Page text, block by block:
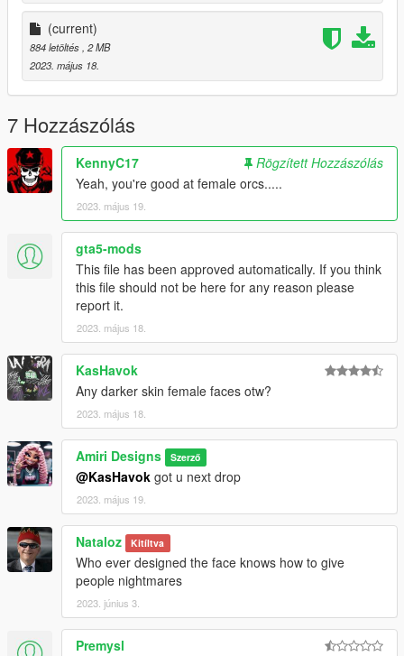
(current)
884 letöltés, 2 MB
2023. május 18.
7 Hozzászólás
KennyC17
Rögzített Hozzászólás
Yeah, you're good at female orcs.....
2023. május 19.
gta5-mods
This file has been approved automatically. If you think
this file should not be here for any reason please
report it.
2023. május 18.
KasHavok
Any darker skin female faces otw?
2023. május 18.
Amiri Designs Szerző
@KasHavok got u next drop
2023. május 19.
Nataloz Kitíltva
Who ever designed the face knows how to give
people nightmares
2023. június 3.
Premysl